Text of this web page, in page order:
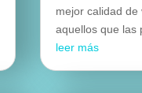
mejor calidad
aquellos que las
leer más